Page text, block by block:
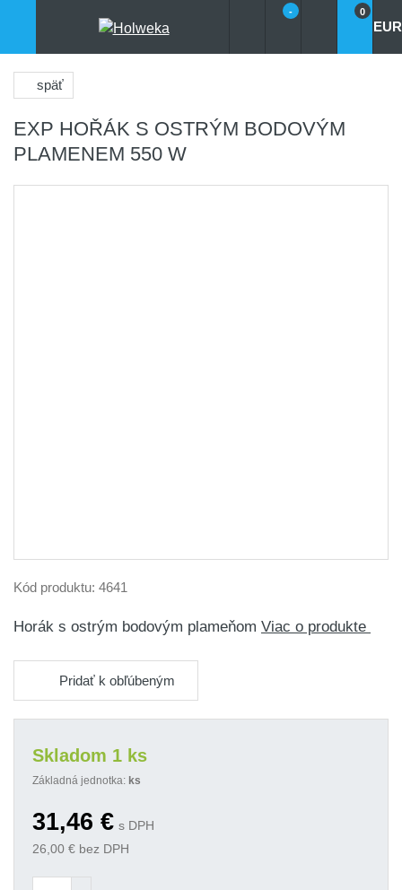
- 0
EUR
späť
EXP HOŘÁK S OSTRÝM BODOVÝM
PLAMENEM 550 W
Kód produktu: 4641
Horák s ostrým bodovým plameňom Viac o produkte
Pridať k obľúbeným
Skladom 1 ks
Základná jednotka: ks
31,46 € s DPH
26,00 € bez DPH